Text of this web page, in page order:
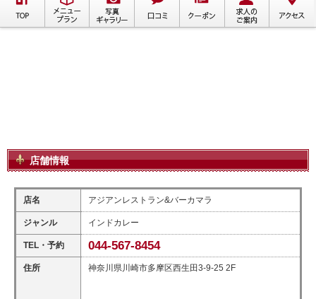
店舗情報
店名 アジアンレストラン&バーカマラ
ジャンル インドカレー
TEL・予約 044-567-8454
住所 神奈川県川崎市多摩区西生田3-9-25 2F